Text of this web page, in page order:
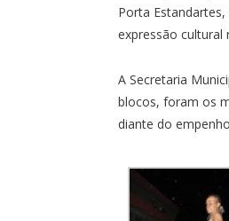
Porta
expressão cultural
A Secretaria
blocos, foram os
diante do